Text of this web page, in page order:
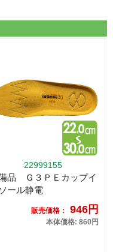
22999155
品 Ｇ３ＰＥカップイ
ール静電
販売価格： 946円
本体価格: 860円